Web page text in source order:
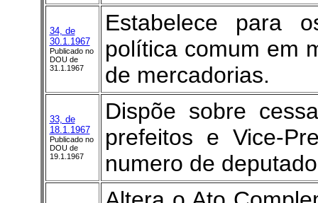
34, de
30.1.1967
Publicado no
DOU de
31.1.1967
Estabelece para
política comum em
de mercadorias.
33, de
18.1.1967
Publicado no
DOU de
19.1.1967
Dispõe sobre
prefeitos e Vice-
numero de